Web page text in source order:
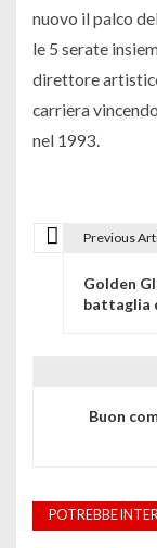
nuovo il palco
le 5 serate
direttore
carriera
nel 1993.
i
Previous
Golden
battaglia
Buon
POTREBBE